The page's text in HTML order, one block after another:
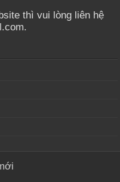
thì vui lòng liên hệ